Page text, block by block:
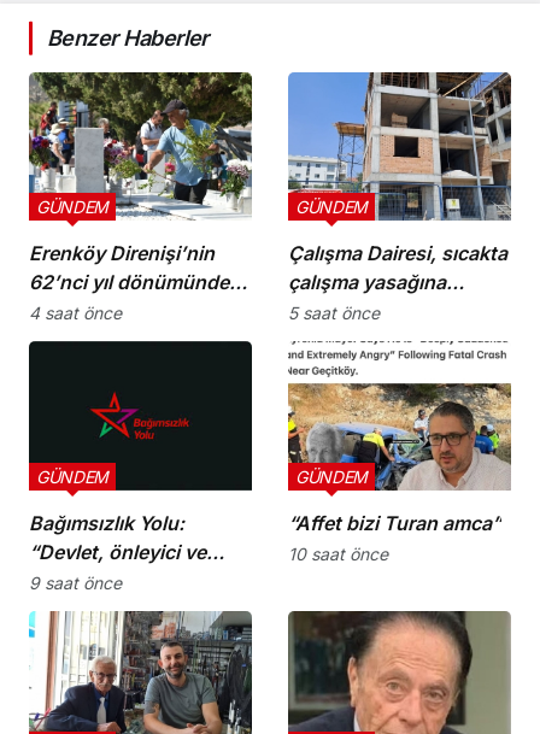
Benzer Haberler
Erenköy Direnişi’nin
62’nci yıl dönümünde
şehitler törenle anıldı
GÜNDEM
4 saat önce
Çalışma Dairesi, sıcakta
çalışma yasağına
uymayan 19 iş yerine
uyarı verdi
GÜNDEM
5 saat önce
Bağımsızlık Yolu:
“Devlet, önleyici ve
koruyucu
sorumluluklarını yerine
getirmeli”
GÜNDEM
9 saat önce
“Affet bizi Turan amca”
GÜNDEM
10 saat önce